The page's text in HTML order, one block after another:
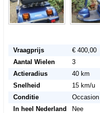
Vraagprijs
€ 400,00
Aantal Wielen
3
Actieradius
40 km
Snelheid
15 km/u
Conditie
Occasion
In heel Nederland
Nee